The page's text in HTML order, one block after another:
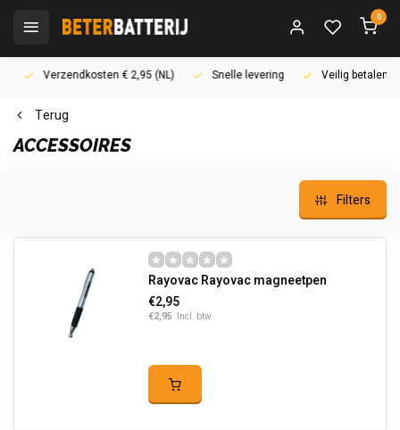
0
Verzendkosten € 2,95 (NL) Snelle levering Veilig betalen
Terug
ACCESSOIRES
Filters
Rayovac Rayovac magneetpen
€2,95
€2,95 Incl. btw